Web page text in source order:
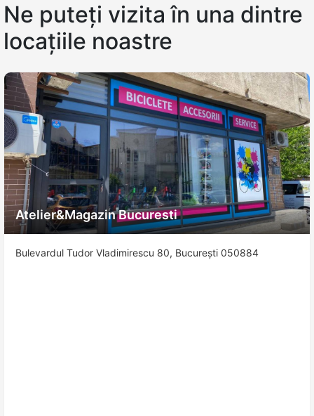
Ne puteți vizita în una dintre
locațiile noastre
Atelier&Magazin Bucuresti
Bulevardul Tudor Vladimirescu 80, București 050884